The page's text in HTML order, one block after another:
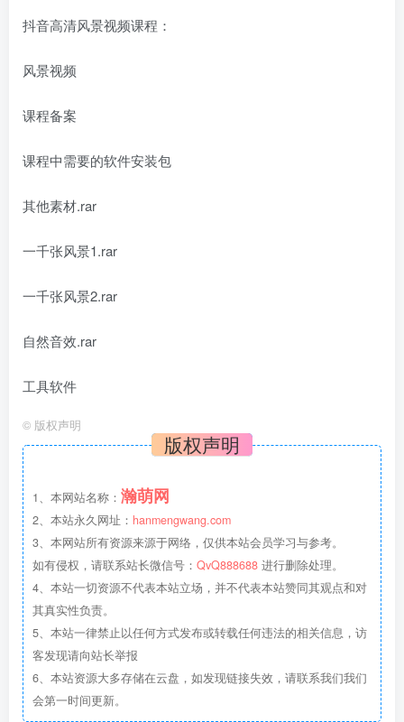
抖音高清风景视频课程：
风景视频
课程备案
课程中需要的软件安装包
其他素材.rar
一千张风景1.rar
一千张风景2.rar
自然音效.rar
工具软件
© 版权声明
版权声明
1、本网站名称： 瀚萌网
2、本站永久网址： hanmengwang.com
3、本网站所有资源来源于网络，仅供本站会员学习与参考。
如有侵权，请联系站长微信号： QvQ888688 进行删除处理。
4、本站一切资源不代表本站立场，并不代表本站赞同其观点和对
其真实性负责。
5、本站一律禁止以任何方式发布或转载任何违法的相关信息，访
客发现请向站长举报
6、本站资源大多存储在云盘，如发现链接失效，请联系我们我们
会第一时间更新。